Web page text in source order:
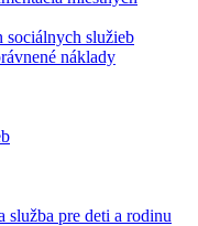
služieb
náklady
služba pre deti a rodinu